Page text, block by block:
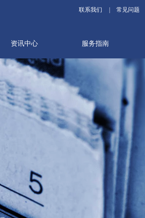
联系我们 常见问题
资讯中心 服务指南